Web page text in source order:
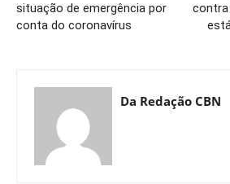
situação de emergência por
conta do coronavírus
contra
Da Redação CBN